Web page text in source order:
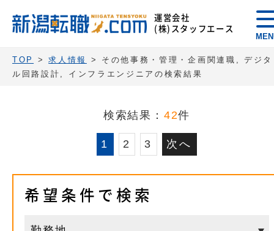
運営会社
(株)スタッフエース
TOP >求人情報
> その他事務・管理・企画関連職, デジタ
ル回路設計, インフラエンジニアの検索結果
検索結果： 42件
1 2 3 次へ
希望条件で検索